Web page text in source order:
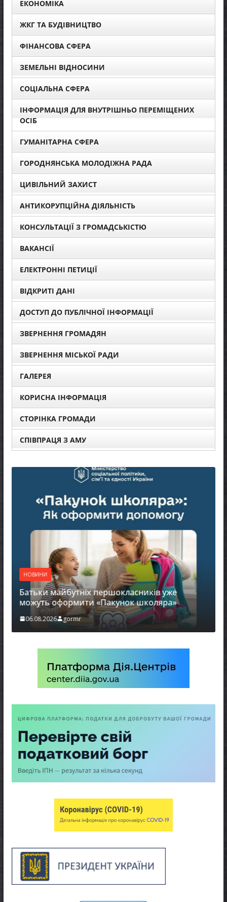
ЕКОНОМІКА
ЖКГ ТА БУДІВНИЦТВО
ФІНАНСОВА СФЕРА
ЗЕМЕЛЬНІ ВІДНОСИНИ
СОЦІАЛЬНА СФЕРА
ІНФОРМАЦІЯ ДЛЯ ВНУТРІШНЬО ПЕРЕМІЩЕНИХ
ОСІБ
ГУМАНІТАРНА СФЕРА
ГОРОДНЯНСЬКА МОЛОДІЖНА РАДА
ЦИВІЛЬНИЙ ЗАХИСТ
АНТИКОРУПЦІЙНА ДІЯЛЬНІСТЬ
КОНСУЛЬТАЦІЇ З ГРОМАДСЬКІСТЮ
ВАКАНСІЇ
ЕЛЕКТРОННІ ПЕТИЦІЇ
ВІДКРИТІ ДАНІ
ДОСТУП ДО ПУБЛІЧНОЇ ІНФОРМАЦІЇ
ЗВЕРНЕННЯ ГРОМАДЯН
ЗВЕРНЕННЯ МІСЬКОЇ РАДИ
ГАЛЕРЕЯ
КОРИСНА ІНФОРМАЦІЯ
СТОРІНКА ГРОМАДИ
СПІВПРАЦЯ З АМУ
НОВИНИ
Батьки майбутніх першокласників уже
можуть оформити «Пакунок школяра»
06.08.2026 gormr